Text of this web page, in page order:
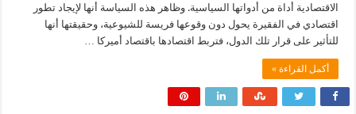
الاقتصادية أداة من أدواتها السياسية. وظاهر هذه السياسة أنها لإيجاد تطور
اقتصادي في الفقيرة يحول دون وقوعها فريسة للشيوعية، وحقيقتها أنها
للتأثير على قرار تلك الدول، فتربط اقتصادها باقتصاد أميركا …
أكمل القراءة »